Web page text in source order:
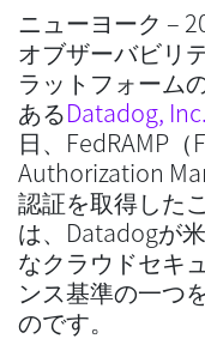
ニューヨーク –
オブザーバビリ
ラットフォーム
あるDatadog, Inc.
日、FedRAMP（
Authorization
認証を取得した
は、Datadogが
なクラウドセキ
ンス基準の一つ
のです。